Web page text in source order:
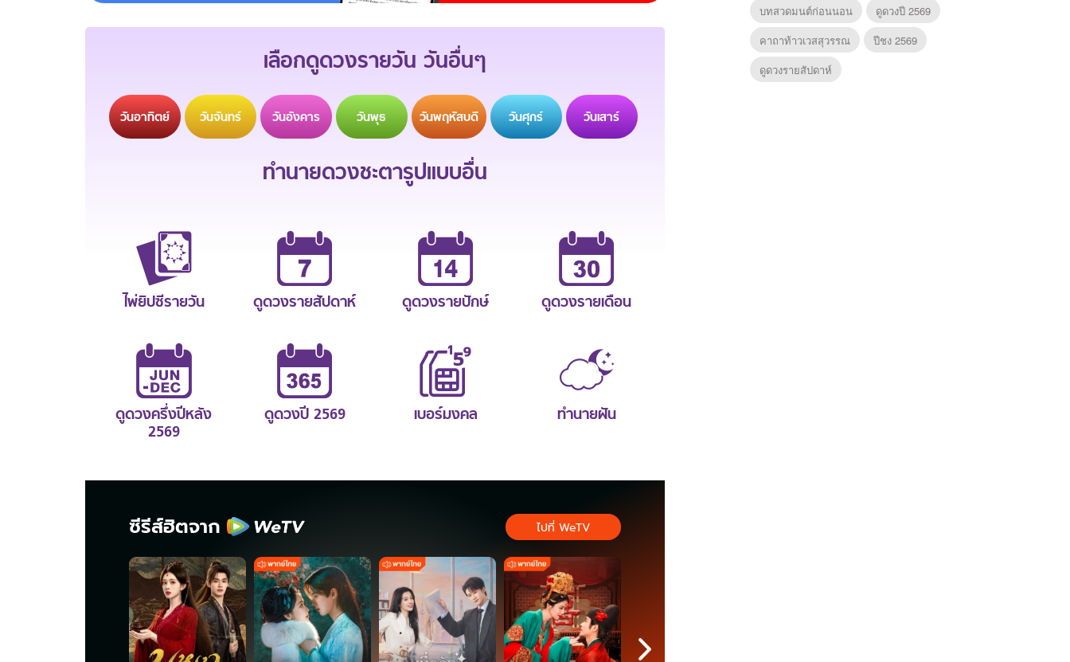
เลือกดูดวงรายวัน วันอื่นๆ
วันอาทิตย์ วันจันทร์ วันอังคาร วันพุธ วันพฤหัสบดี วันศุกร์ วันเสาร์
ทำนายดวงชะตารูปแบบอื่น
ไพ่ยิปซีรายวัน ดูดวงรายสัปดาห์ ดูดวงรายปักษ์ ดูดวงรายเดือน
ดูดวงครึ่งปีหลัง
2569
ดูดวงปี 2569 เบอร์มงคล ทำนายฝัน
ซีรีส์ฮิตจาก ไปที่ WeTV
บทสวดมนต์ก่อนนอน
ดูดวงปี 2569
คาถาท้าวเวสสุวรรณ
ปีชง 2569
ดูดวงรายสัปดาห์